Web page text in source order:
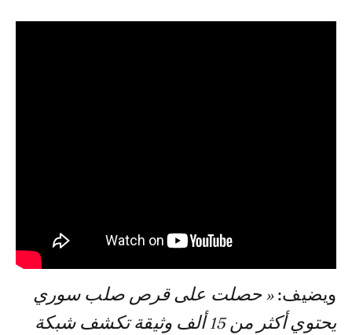
ويضيف:« حصلت على قرص صلب سوري
يحتوي أكثر من 15 ألف وثيقة تكشف شبكة